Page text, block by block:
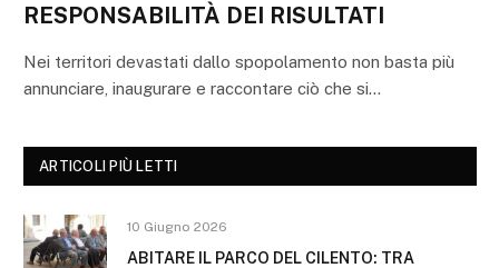
RESPONSABILITÀ DEI RISULTATI
Nei territori devastati dallo spopolamento non basta più
annunciare, inaugurare e raccontare ciò che si…
ARTICOLI PIÙ LETTI
10 Giugno 2026
ABITARE IL PARCO DEL CILENTO: TRA